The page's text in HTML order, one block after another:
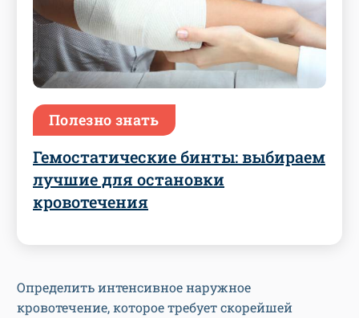
Полезно знать
Гемостатические бинты: выбираем
лучшие для остановки
кровотечения
Определить интенсивное наружное
кровотечение, которое требует скорейшей